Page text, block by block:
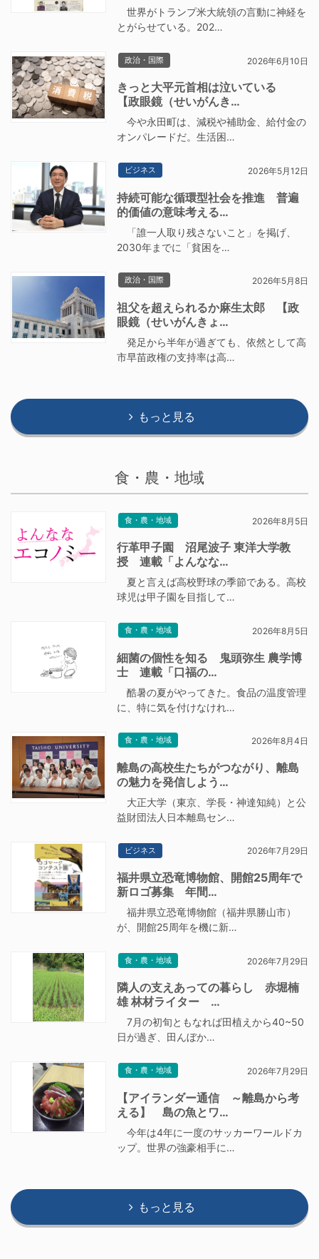
世界がトランプ米大統領の言動に神経を
とがらせている。202…
政治・国際 2026年6月10日
きっと大平元首相は泣いている
【政眼鏡（せいがんき…
今や永田町は、減税や補助金、給付金の
オンパレードだ。生活困…
ビジネス 2026年5月12日
持続可能な循環型社会を推進 普遍
的価値の意味考える…
「誰一人取り残さないこと」を掲げ、
2030年までに「貧困を…
政治・国際 2026年5月8日
祖父を超えられるか麻生太郎 【政
眼鏡（せいがんきょ…
発足から半年が過ぎても、依然として高
市早苗政権の支持率は高…
もっと見る
食・農・地域
食・農・地域 2026年8月5日
行革甲子園 沼尾波子 東洋大学教
授 連載「よんなな…
夏と言えば高校野球の季節である。高校
球児は甲子園を目指して…
食・農・地域 2026年8月5日
細菌の個性を知る 鬼頭弥生 農学博
士 連載「口福の…
酷暑の夏がやってきた。食品の温度管理
に、特に気を付けなけれ…
食・農・地域 2026年8月4日
離島の高校生たちがつながり、離島
の魅力を発信しよう…
大正大学（東京、学長・神達知純）と公
益財団法人日本離島セン…
ビジネス 2026年7月29日
福井県立恐竜博物館、開館25周年で
新ロゴ募集 年間…
福井県立恐竜博物館（福井県勝山市）
が、開館25周年を機に新…
食・農・地域 2026年7月29日
隣人の支えあっての暮らし 赤堀楠
雄 林材ライター …
7月の初旬ともなれば田植えから40~50
日が過ぎ、田んぼか…
食・農・地域 2026年7月29日
【アイランダー通信 ～離島から考
える】 島の魚とワ…
今年は4年に一度のサッカーワールドカ
ップ。世界の強豪相手に…
もっと見る